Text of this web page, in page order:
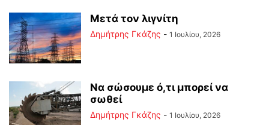
Μετά τον λιγνίτη
Δημήτρης Γκάζης - 1 Ιουλίου, 2026
Να σώσουμε ό,τι μπορεί να
σωθεί
Δημήτρης Γκάζης - 1 Ιουλίου, 2026